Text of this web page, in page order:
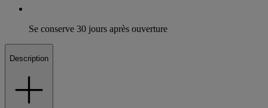
Se conserve 30 jours après ouverture
Description